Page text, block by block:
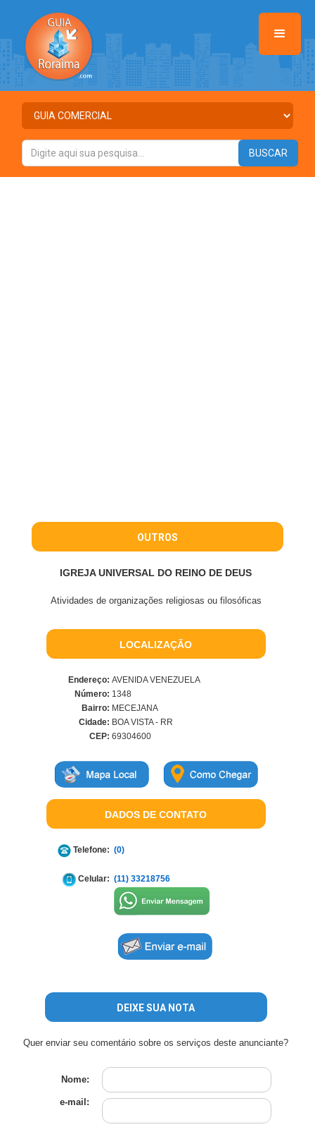
OUTROS
IGREJA UNIVERSAL DO REINO DE DEUS
Atividades de organizações religiosas ou filosóficas
LOCALIZAÇÃO
Endereço: AVENIDA VENEZUELA
Número: 1348
Bairro: MECEJANA
Cidade: BOA VISTA - RR
CEP: 69304600
DADOS DE CONTATO
Telefone: (0)
Celular: (11) 33218756
DEIXE SUA NOTA
Quer enviar seu comentário sobre os serviços deste anunciante?
Nome:
e-mail: